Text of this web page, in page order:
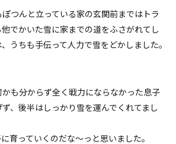
つんと立っている家の玄関前まではトラ
でかいた雪に家までの道をふさがれてし
うちも手伝って人力で雪をどかしました。
も分からず全く戦力にならなかった息子
、後半はしっかり雪を運んでくれてまし
育っていくのだな～っと思いました。